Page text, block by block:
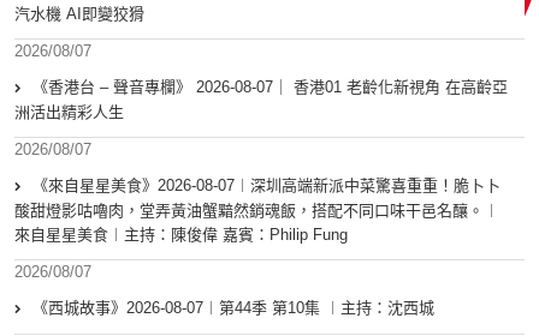
汽水機 AI即變狡猾
2026/08/07
《香港台 – 聲音專欄》 2026-08-07｜ 香港01 老齡化新視角 在高齡亞
洲活出精彩人生
2026/08/07
《來自星星美食》2026-08-07︱深圳高端新派中菜驚喜重重！脆卜卜
酸甜燈影咕嚕肉，堂弄黃油蟹黯然銷魂飯，搭配不同口味干邑名釀。︱
來自星星美食︱主持：陳俊偉 嘉賓：Philip Fung
2026/08/07
《西城故事》2026-08-07︱第44季 第10集 ︱主持：沈西城